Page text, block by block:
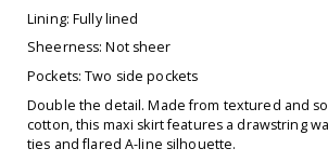
Lining: Fully lined
Sheerness: Not sheer
Pockets: Two side pockets
Double the detail. Made from textured and
cotton, this maxi skirt features a drawstring
ties and flared A-line silhouette.